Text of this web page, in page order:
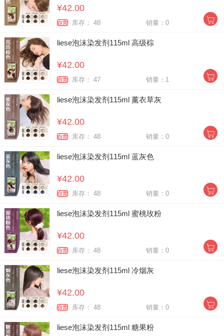
¥42.00
自营 库存： 48 销量：0
liese泡沫染发剂115ml 高级棕
¥42.00
自营 库存： 47 销量：1
liese泡沫染发剂115ml 薰衣草灰
¥42.00
自营 库存： 48 销量：0
liese泡沫染发剂115ml 蓝灰色
¥42.00
自营 库存： 48 销量：0
liese泡沫染发剂115ml 蜜桃玫粉
¥42.00
自营 库存： 48 销量：0
liese泡沫染发剂115ml 冷烟灰
¥42.00
自营 库存： 48 销量：0
liese泡沫染发剂115ml 糖果粉